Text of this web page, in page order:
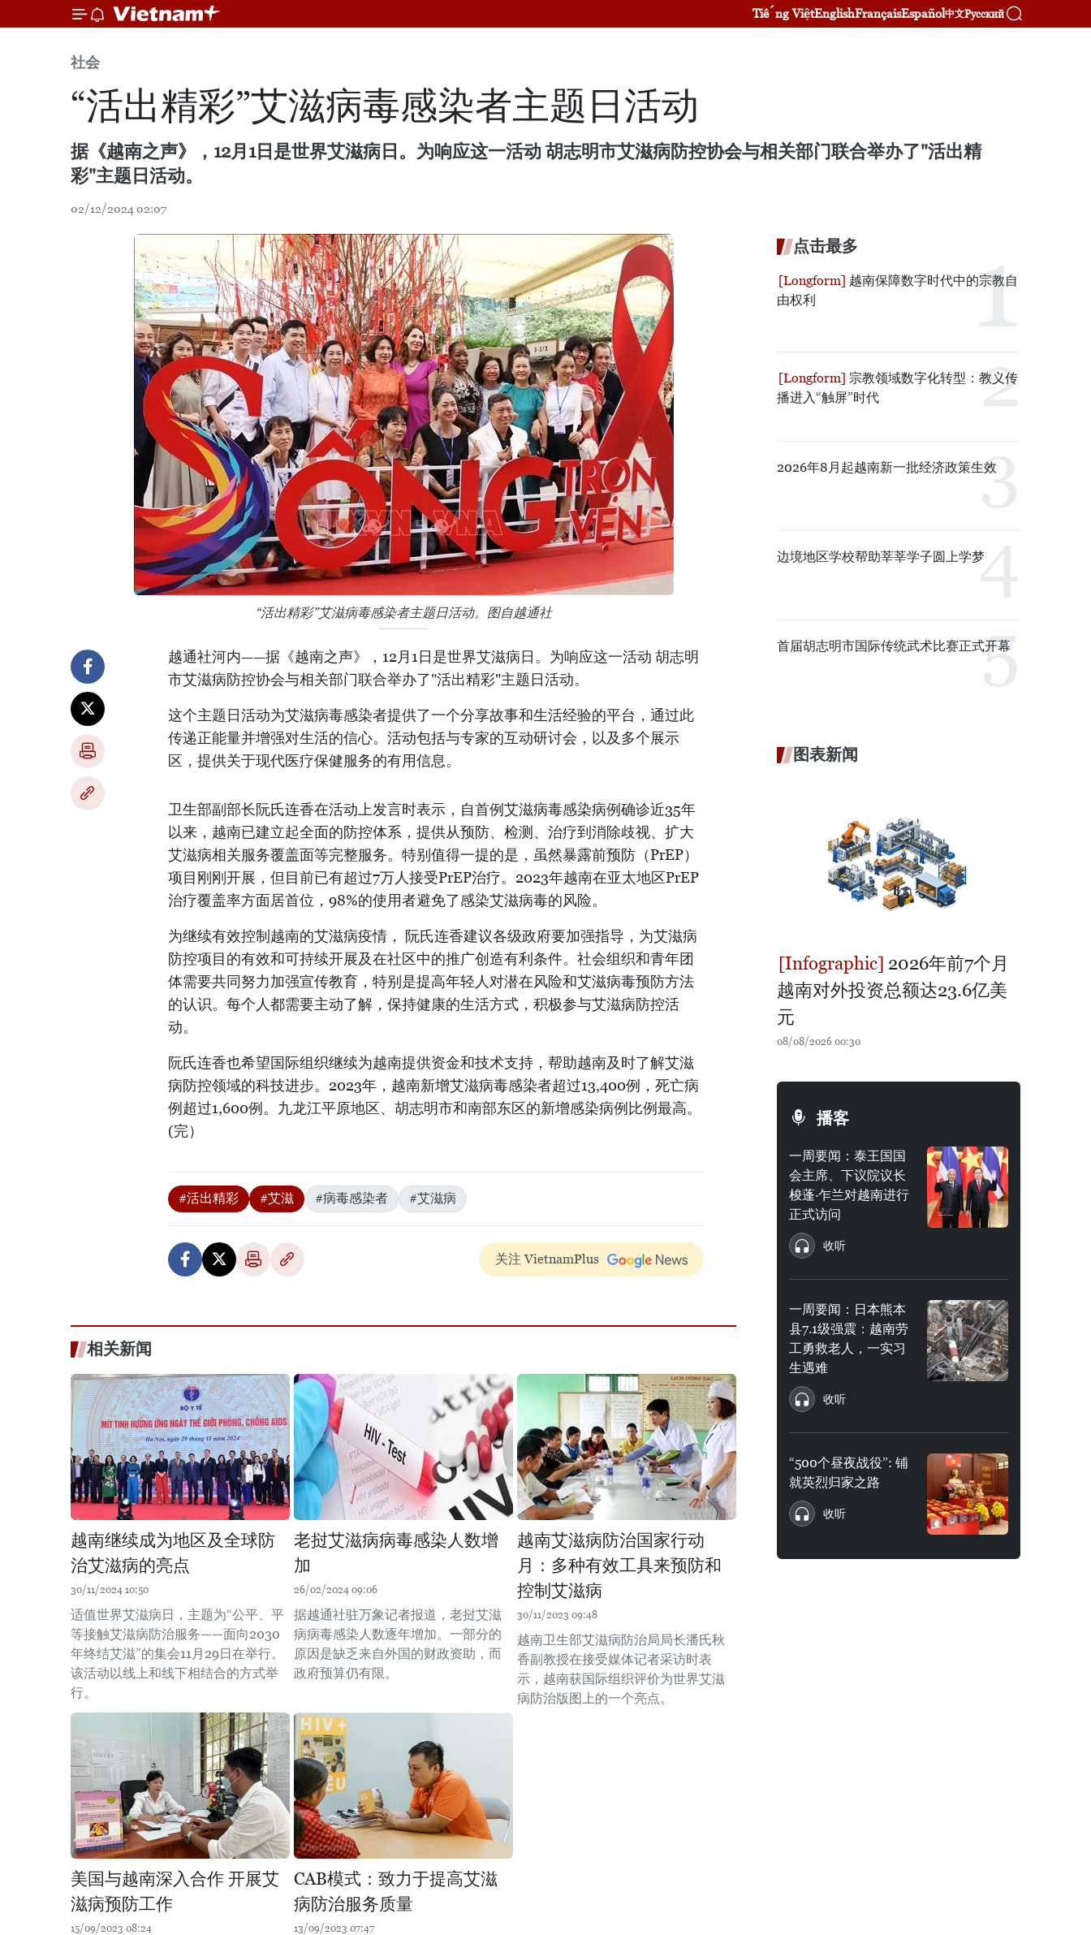
Tiếng ViệtEnglishFrançaisEspañol中文Русский
社会
“活出精彩”艾滋病毒感染者主题日活动
据《越南之声》，12月1日是世界艾滋病日。为响应这一活动 胡志明市艾滋病防控协会与相关部门联合举办了"活出精
彩"主题日活动。
02/12/2024 02:07
“活出精彩”艾滋病毒感染者主题日活动。图自越通社
越通社河内——据《越南之声》，12月1日是世界艾滋病日。为响应这一活动 胡志明
市艾滋病防控协会与相关部门联合举办了"活出精彩"主题日活动。
这个主题日活动为艾滋病毒感染者提供了一个分享故事和生活经验的平台，通过此
传递正能量并增强对生活的信心。活动包括与专家的互动研讨会，以及多个展示
区，提供关于现代医疗保健服务的有用信息。
卫生部副部长阮氏连香在活动上发言时表示，自首例艾滋病毒感染病例确诊近35年
以来，越南已建立起全面的防控体系，提供从预防、检测、治疗到消除歧视、扩大
艾滋病相关服务覆盖面等完整服务。特别值得一提的是，虽然暴露前预防（PrEP）
项目刚刚开展，但目前已有超过7万人接受PrEP治疗。2023年越南在亚太地区PrEP
治疗覆盖率方面居首位，98%的使用者避免了感染艾滋病毒的风险。
为继续有效控制越南的艾滋病疫情， 阮氏连香建议各级政府要加强指导，为艾滋病
防控项目的有效和可持续开展及在社区中的推广创造有利条件。社会组织和青年团
体需要共同努力加强宣传教育，特别是提高年轻人对潜在风险和艾滋病毒预防方法
的认识。每个人都需要主动了解，保持健康的生活方式，积极参与艾滋病防控活
动。
阮氏连香也希望国际组织继续为越南提供资金和技术支持，帮助越南及时了解艾滋
病防控领域的科技进步。2023年，越南新增艾滋病毒感染者超过13,400例，死亡病
例超过1,600例。九龙江平原地区、胡志明市和南部东区的新增感染病例比例最高。
(完）
#活出精彩 #艾滋 #病毒感染者 #艾滋病
关注 VietnamPlus
相关新闻
越南继续成为地区及全球防
治艾滋病的亮点
30/11/2024 10:50
适值世界艾滋病日，主题为“公平、平
等接触艾滋病防治服务——面向2030
年终结艾滋”的集会11月29日在举行。
该活动以线上和线下相结合的方式举
行。
老挝艾滋病病毒感染人数增
加
26/02/2024 09:06
据越通社驻万象记者报道，老挝艾滋
病病毒感染人数逐年增加。一部分的
原因是缺乏来自外国的财政资助，而
政府预算仍有限。
越南艾滋病防治国家行动
月：多种有效工具来预防和
控制艾滋病
30/11/2023 09:48
越南卫生部艾滋病防治局局长潘氏秋
香副教授在接受媒体记者采访时表
示，越南获国际组织评价为世界艾滋
病防治版图上的一个亮点。
美国与越南深入合作 开展艾
滋病预防工作
15/09/2023 08:24
CAB模式：致力于提高艾滋
病防治服务质量
13/09/2023 07:47
点击最多
越南保障数字时代中的宗教自
由权利
宗教领域数字化转型：教义传
播进入“触屏”时代
2026年8月起越南新一批经济政策生效
边境地区学校帮助莘莘学子圆上学梦
首届胡志明市国际传统武术比赛正式开幕
图表新闻
2026年前7个月
越南对外投资总额达23.6亿美
元
08/08/2026 00:30
播客
一周要闻：泰王国国
会主席、下议院议长
梭蓬·乍兰对越南进行
正式访问
收听
一周要闻：日本熊本
县7.1级强震：越南劳
工勇救老人，一实习
生遇难
收听
“500个昼夜战役”: 铺
就英烈归家之路
收听